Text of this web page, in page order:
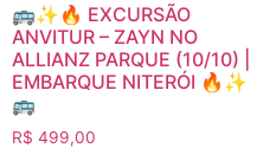
🚌✨🔥 EXCURSÃO
ANVITUR – ZAYN NO
ALLIANZ PARQUE (10/10) |
EMBARQUE NITERÓI 🔥✨
🚌
R$ 499,00